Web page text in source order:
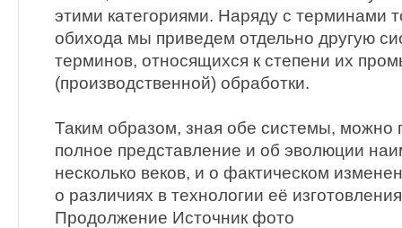
этими категориями. Наряду с терминами
обихода мы приведем отдельно другую
терминов, относящихся к степени их
(производственной) обработки.
Таким образом, зная обе системы, можно
полное представление и об эволюции
несколько веков, и о фактическом
о различиях в технологии её
Продолжение Источник фото